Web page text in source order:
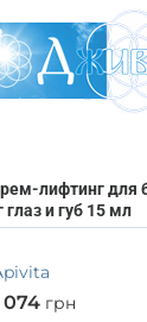
лифтинг для
и губ 15 мл
074 грн